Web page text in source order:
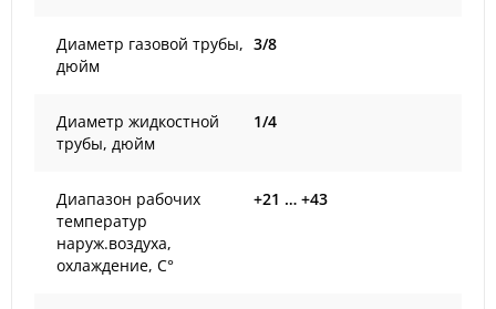
Диаметр газовой трубы,
дюйм
3/8
Диаметр жидкостной
трубы, дюйм
1/4
Диапазон рабочих
температур
наруж.воздуха,
охлаждение, С°
+21 … +43